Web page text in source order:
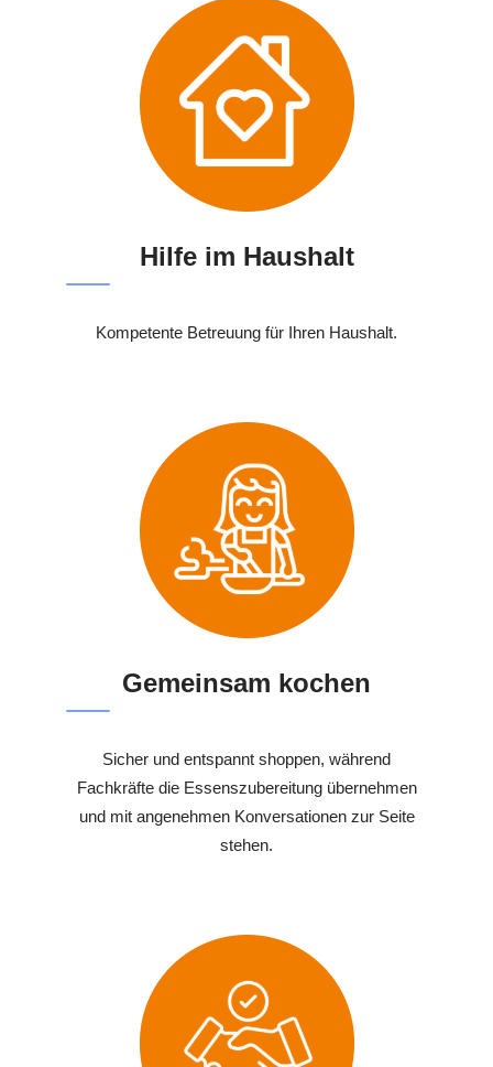
Hilfe im Haushalt
Kompetente Betreuung für Ihren Haushalt.
Gemeinsam kochen
Sicher und entspannt shoppen, während
Fachkräfte die Essenszubereitung übernehmen
und mit angenehmen Konversationen zur Seite
stehen.